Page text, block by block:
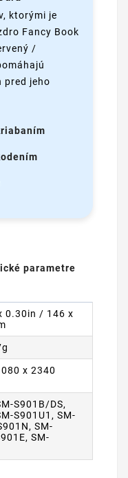
ktorými je
Fancy Book
/
pred jeho
parametre
0.30in / 146 x
x 2340
S901B/DS,
S901U1, SM-
SM-
SM-